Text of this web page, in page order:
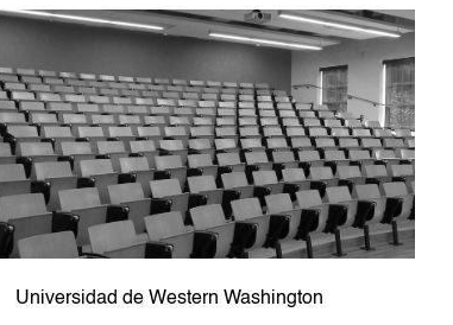
Universidad de Western Washington